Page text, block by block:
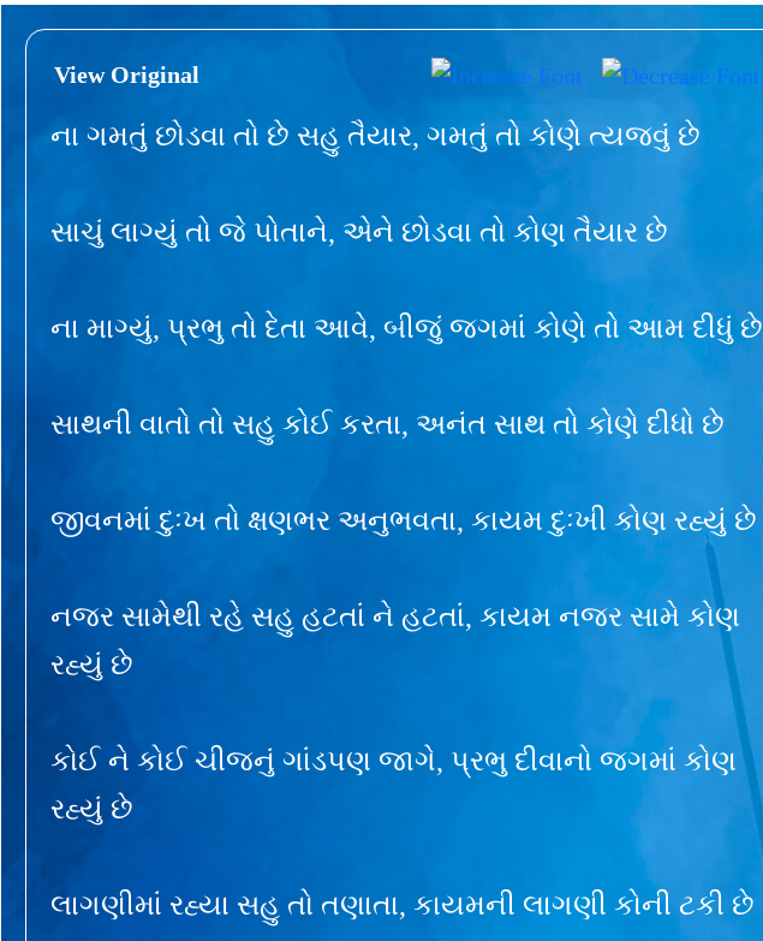
View Original
ના ગમતું છોડવા તો છે સહુ તૈયાર, ગમતું તો કોણે ત્યજવું છે
સાચું લાગ્યું તો જે પોતાને, એને છોડવા તો કોણ તૈયાર છે
ના માગ્યું, પ્રભુ તો દેતા આવે, બીજું જગમાં કોણે તો આમ દીધું છે
સાથની વાતો તો સહુ કોઈ કરતા, અનંત સાથ તો કોણે દીધો છે
જીવનમાં દુઃખ તો ક્ષણભર અનુભવતા, કાયમ દુઃખી કોણ રહ્યું છે
નજર સામેથી રહે સહુ હટતાં ને હટતાં, કાયમ નજર સામે કોણ
રહ્યું છે
કોઈ ને કોઈ ચીજનું ગાંડપણ જાગે, પ્રભુ દીવાનો જગમાં કોણ
રહ્યું છે
લાગણીમાં રહ્યા સહુ તો તણાતા, કાયમની લાગણી કોની ટકી છે